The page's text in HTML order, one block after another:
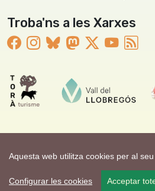
Aquesta web utilitza cookies per al
Configurar les cookies Acceptar
Troba'ns a les Xarxes